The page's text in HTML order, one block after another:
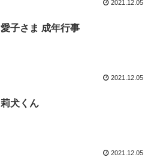
2021.12.05
愛子さま 成年行事
2021.12.05
莉犬くん
2021.12.05